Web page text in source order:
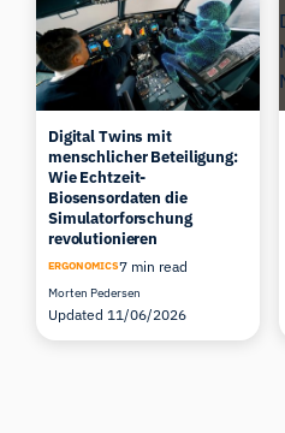
Digital Twins mit
menschlicher Beteiligung:
Wie Echtzeit-
Biosensordaten die
Simulatorforschung
revolutionieren
ERGONOMICS7 min read
Morten Pedersen
Updated 11/06/2026